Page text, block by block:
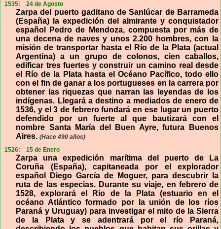
1535:
24 de Agosto
Zarpa del puerto gaditano de Sanlúcar de Barrameda
(España) la expedición del almirante y conquistador
español Pedro de Mendoza, compuesta por más de
una decena de naves y unos 2.200 hombres, con la
misión de transportar hasta el Río de la Plata (actual
Argentina) a un grupo de colonos, cien caballos,
edificar tres fuertes y construir un camino real desde
el Río de la Plata hasta el Océano Pacífico, todo ello
con el fin de ganar a los portugueses en la carrera por
obtener las riquezas que narran las leyendas de los
indígenas. Llegará a destino a mediados de enero de
1536, y el 3 de febrero fundará en ese lugar un puerto
defendido por un fuerte al que bautizará con el
nombre Santa María del Buen Ayre, futura Buenos
Aires.(Hace 490 años)
1526:
15 de Enero
Zarpa una expedición marítima del puerto de La
Coruña (España), capitaneada por el explorador
español Diego García de Moguer, para descubrir la
ruta de las especias. Durante su viaje, en febrero de
1528, explorará el Río de la Plata (estuario en el
océano Atlántico formado por la unión de los ríos
Paraná y Uruguay) para investigar el mito de la Sierra
de la Plata y se adentrará por el río Paraná,